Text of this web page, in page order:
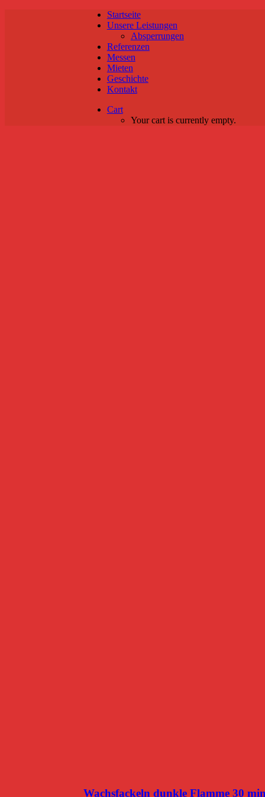
Startseite
Unsere Leistungen
Absperrungen
Referenzen
Messen
Mieten
Geschichte
Kontakt
Cart
Your cart is currently empty.
Wachsfackeln dunkle Flamme 30